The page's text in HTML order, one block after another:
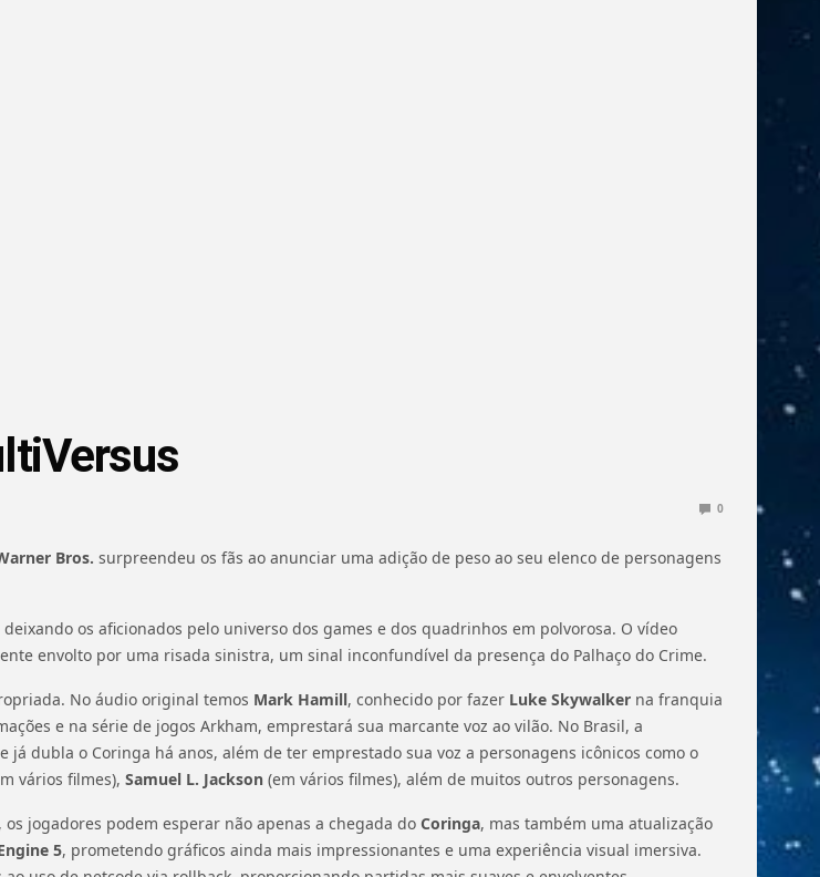
0
Bros. surpreendeu os fãs ao anunciar uma adição de peso ao seu elenco de personagens
deixando os aficionados pelo universo dos games e dos quadrinhos em polvorosa. O vídeo
envolto por uma risada sinistra, um sinal inconfundível da presença do Palhaço do Crime.
No áudio original temos Mark Hamill, conhecido por fazer Luke Skywalker na franquia
e na série de jogos Arkham, emprestará sua marcante voz ao vilão. No Brasil, a
já dubla o Coringa há anos, além de ter emprestado sua voz a personagens icônicos como o
vários filmes),Samuel L. Jackson (em vários filmes), além de muitos outros personagens.
jogadores podem esperar não apenas a chegada doCoringa, mas também uma atualização
5, prometendo gráficos ainda mais impressionantes e uma experiência visual imersiva.